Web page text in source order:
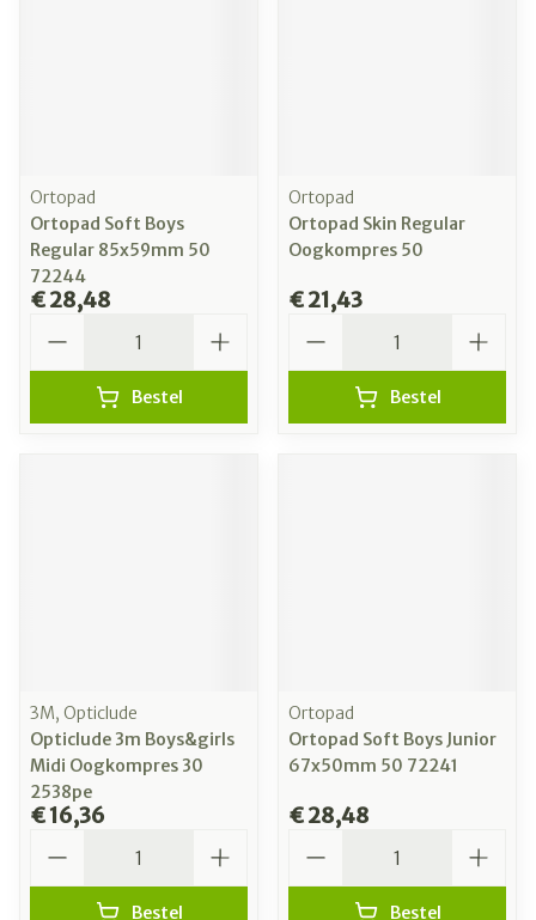
Ortopad
Ortopad Soft Boys
Regular 85x59mm 50
72244
€ 28,48
Bestel
Ortopad
Ortopad Skin Regular
Oogkompres 50
€ 21,43
Bestel
3M, Opticlude
Opticlude 3m Boys&girls
Midi Oogkompres 30
2538pe
€ 16,36
Bestel
Ortopad
Ortopad Soft Boys Junior
67x50mm 50 72241
€ 28,48
Bestel